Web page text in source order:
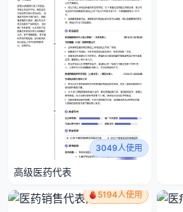
3049人使用
高级医药代表
5194人使用